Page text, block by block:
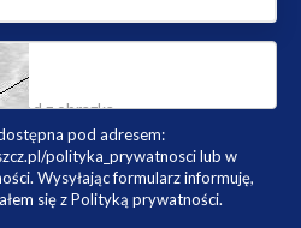
pod adresem:
polityka_prywatnosci lub w
Wysyłając formularz informuję,
się z Polityką prywatności.